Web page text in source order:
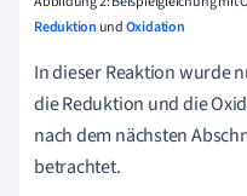
Reduktion undOxidation
In dieser Reaktion wurde
die Reduktion und die
nach dem nächsten
betrachtet.